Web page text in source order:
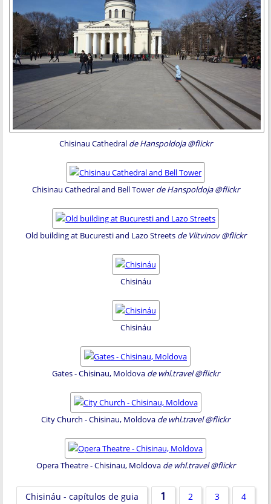
Chisinau Cathedral de Hanspoldoja @flickr
Chisinau Cathedral and Bell Tower de Hanspoldoja @flickr
Old building at Bucuresti and Lazo Streets de Vlitvinov @flickr
Chisináu
Chisináu
Gates - Chisinau, Moldova de whl.travel @flickr
City Church - Chisinau, Moldova de whl.travel @flickr
Opera Theatre - Chisinau, Moldova de whl.travel @flickr
Chisináu - capítulos de guia 1 2 3 4